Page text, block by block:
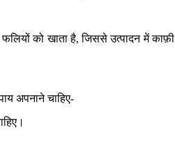
को खाता है, जिससे उत्पादन में
अपनाने चाहिए-